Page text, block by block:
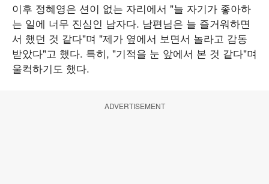
이후 정혜영은 션이 없는 자리에서 "늘 자기가 좋아하
는 일에 너무 진심인 남자다. 남편님은 늘 즐거워하면
서 했던 것 같다"며 "제가 옆에서 보면서 놀라고 감동
받았다"고 했다. 특히, "기적을 눈 앞에서 본 것 같다"며
울컥하기도 했다.
ADVERTISEMENT